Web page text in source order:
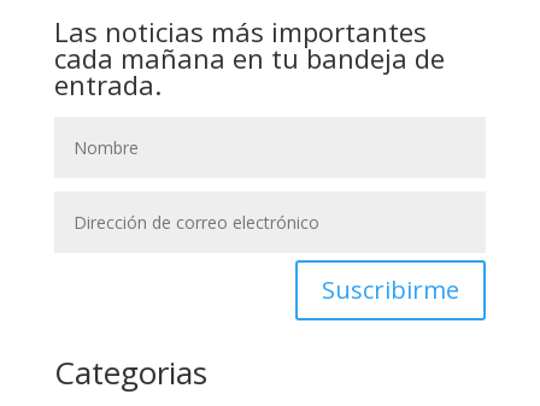
Las noticias más importantes
cada mañana en tu bandeja de
entrada.
Suscribirme
Categorias